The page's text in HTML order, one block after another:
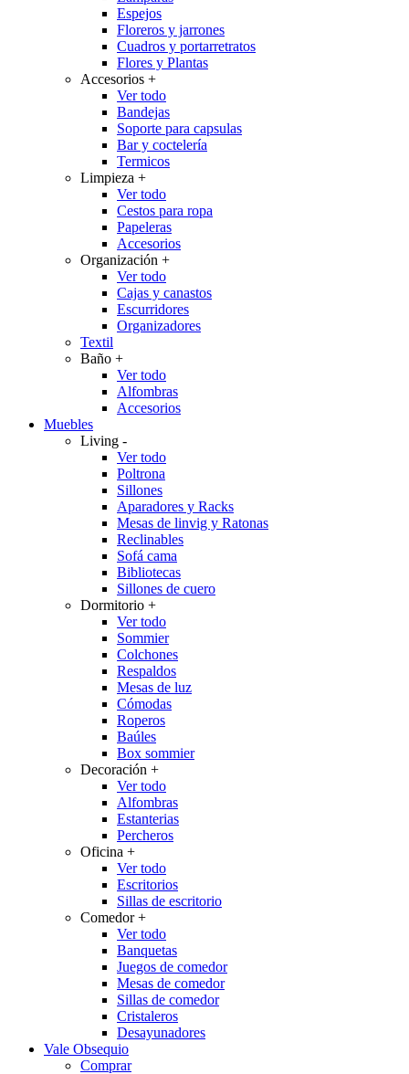
Espejos
Floreros y jarrones
Cuadros y portarretratos
Flores y Plantas
Accesorios +
Ver todo
Bandejas
Soporte para capsulas
Bar y coctelería
Termicos
Limpieza +
Ver todo
Cestos para ropa
Papeleras
Accesorios
Organización +
Ver todo
Cajas y canastos
Escurridores
Organizadores
Textil
Baño +
Ver todo
Alfombras
Accesorios
Muebles
Living -
Ver todo
Poltrona
Sillones
Aparadores y Racks
Mesas de linvig y Ratonas
Reclinables
Sofá cama
Bibliotecas
Sillones de cuero
Dormitorio +
Ver todo
Sommier
Colchones
Respaldos
Mesas de luz
Cómodas
Roperos
Baúles
Box sommier
Decoración +
Ver todo
Alfombras
Estanterias
Percheros
Oficina +
Ver todo
Escritorios
Sillas de escritorio
Comedor+
Ver todo
Banquetas
Juegos de comedor
Mesas de comedor
Sillas de comedor
Cristaleros
Desayunadores
Vale Obsequio
Comprar